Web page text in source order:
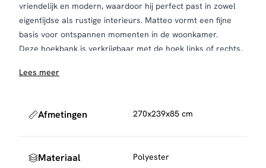
vriendelijk en modern, waardoor hij perfect past in zowel
eigentijdse als rustige interieurs. Matteo vormt een fijne
basis voor ontspannen momenten in de woonkamer.
Deze hoekbank is verkrijgbaar met de hoek links of rechts,
Daarnaast kun je kiezen uit twee warme kleuren: naturel
De vulling van polyetherschuim in combinatie met Nosag-
vering zorgt voor een stevige, maar comfortabele zit.
bank mooi in vorm, ook bij dagelijks gebruik.
Lees meer
Afmetingen 270x239x85 cm
Materiaal Polyester